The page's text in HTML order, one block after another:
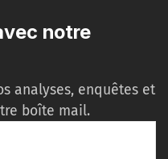
notre
analyses, enquêtes et
boîte mail.